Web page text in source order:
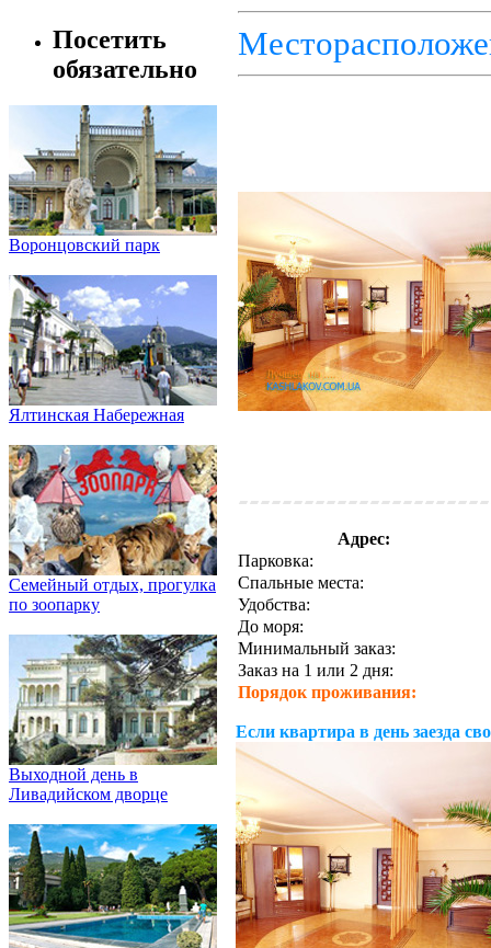
Посетить
обязательно
Воронцовский парк
Ялтинская Набережная
Семейный отдых, прогулка
по зоопарку
Выходной день в
Ливадийском дворце
Адрес:
Парковка:
Спальные места:
Удобства:
До моря:
Минимальный заказ:
Заказ на 1 или 2 дня:
Порядок проживания:
Если квартира в день заезда